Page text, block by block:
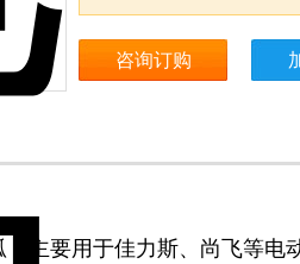
咨询订购
主要用于佳力斯、尚飞等电